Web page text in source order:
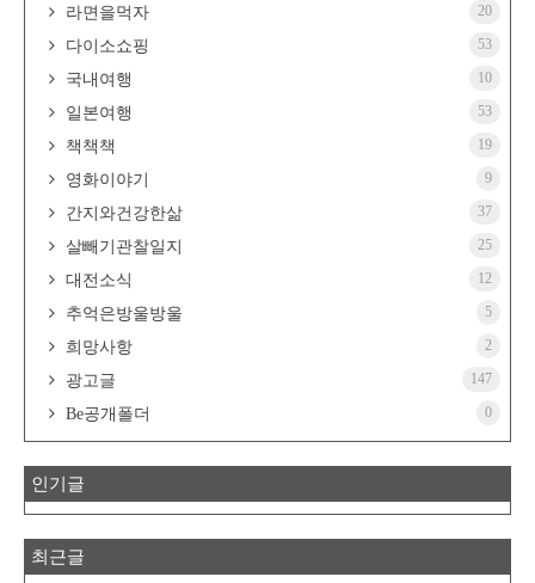
라면을먹자 20
다이소쇼핑 53
국내여행 10
일본여행 53
책책책 19
영화이야기 9
간지와건강한삶 37
살빼기관찰일지 25
대전소식 12
추억은방울방울 5
희망사항 2
광고글 147
Be공개폴더 0
인기글
최근글